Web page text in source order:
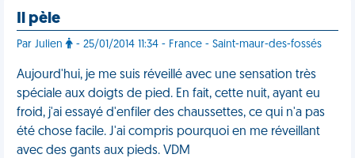
Il pèle
Par Julien - 25/01/2014 11:34 - France - Saint-maur-des-fossés
Aujourd'hui, je me suis réveillé avec une sensation très
spéciale aux doigts de pied. En fait, cette nuit, ayant eu
froid, j'ai essayé d'enfiler des chaussettes, ce qui n'a pas
été chose facile. J'ai compris pourquoi en me réveillant
avec des gants aux pieds. VDM